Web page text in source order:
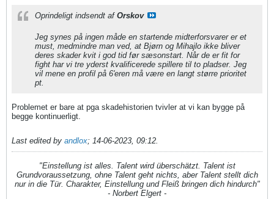
Oprindeligt indsendt af Orskov
Jeg synes på ingen måde en startende midterforsvarer er et
must, medmindre man ved, at Bjørn og Mihajlo ikke bliver
deres skader kvit i god tid før sæsonstart. Når de er fit for
fight har vi tre yderst kvalificerede spillere til to pladser. Jeg
vil mene en profil på 6'eren må være en langt større prioritet
pt.
Problemet er bare at pga skadehistorien tvivler at vi kan bygge på
begge kontinuerligt.
Last edited by andlox; 14-06-2023, 09:12.
"Einstellung ist alles. Talent wird überschätzt. Talent ist
Grundvoraussetzung, ohne Talent geht nichts, aber Talent stellt dich
nur in die Tür. Charakter, Einstellung und Fleiß bringen dich hindurch"
- Norbert Elgert -